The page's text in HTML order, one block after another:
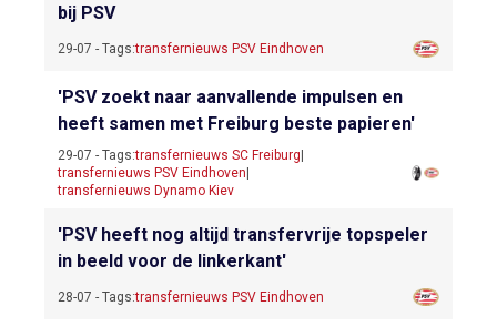
bij PSV
29-07 - Tags:transfernieuws PSV Eindhoven
'PSV zoekt naar aanvallende impulsen en
heeft samen met Freiburg beste papieren'
29-07 - Tags:transfernieuws SC Freiburg
transfernieuws PSV Eindhoven
transfernieuws Dynamo Kiev
'PSV heeft nog altijd transfervrije topspeler
in beeld voor de linkerkant'
28-07 - Tags:transfernieuws PSV Eindhoven